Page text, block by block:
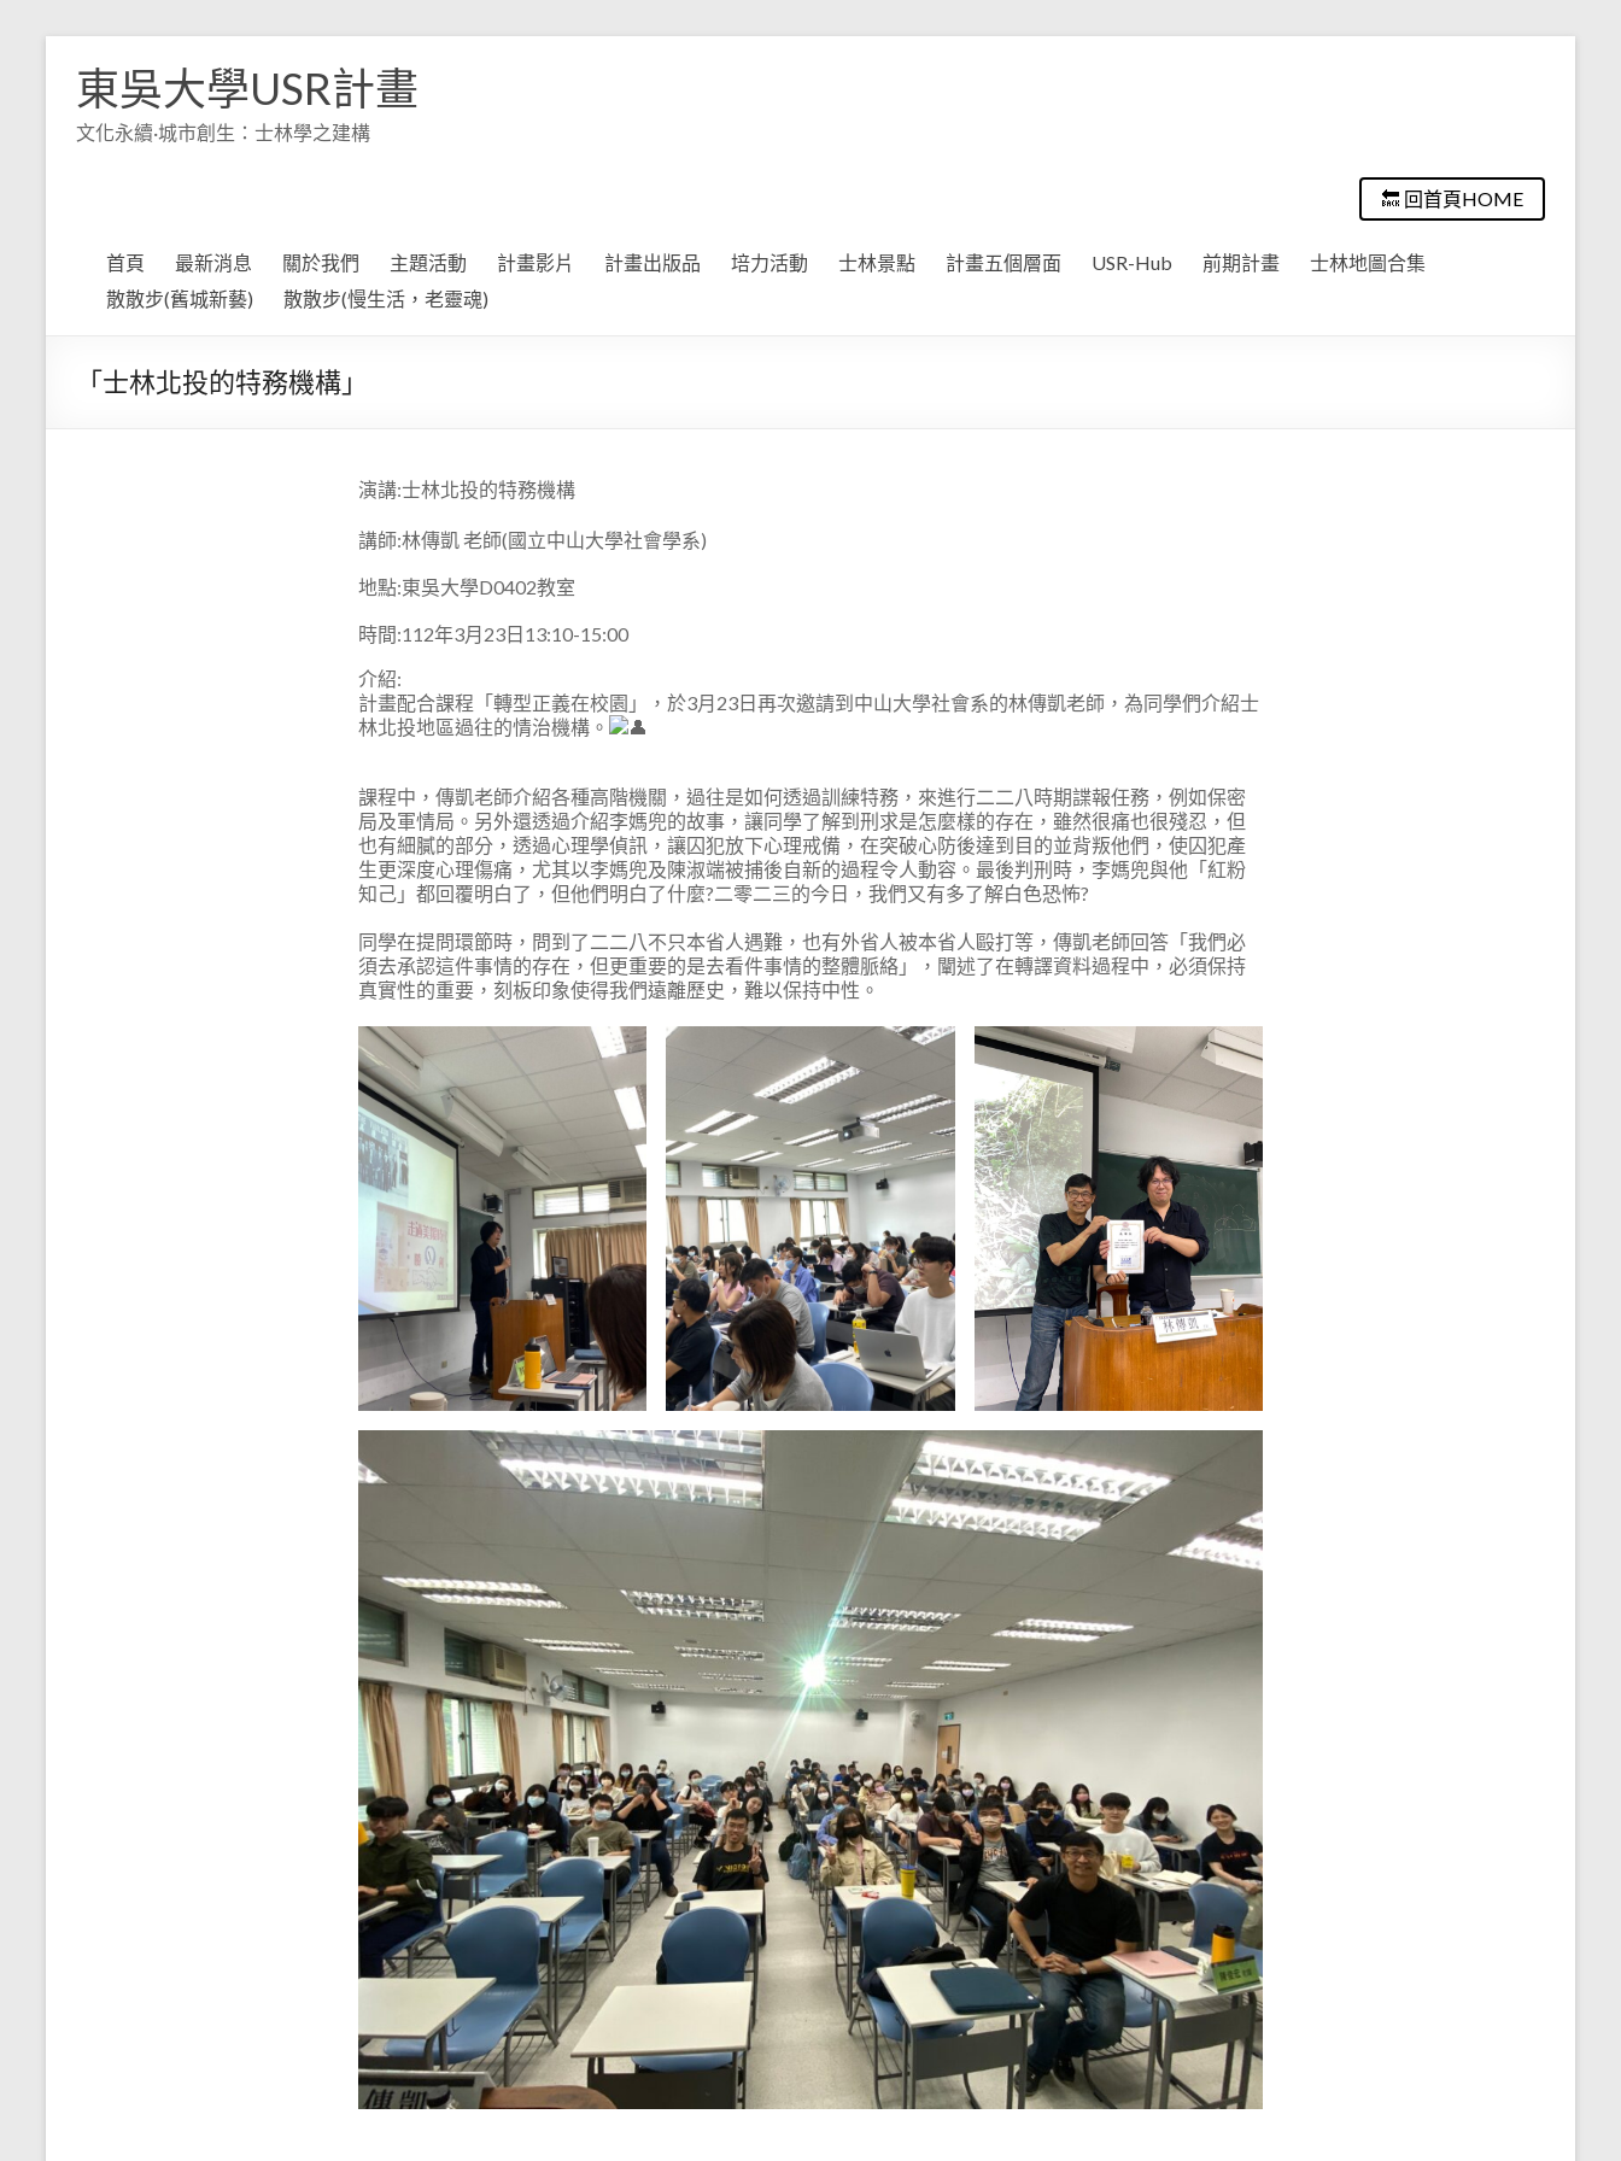
content
東吳大學USR計畫
文化永續·城市創生：士林學之建構
🔙 回首頁HOME
首頁 最新消息 關於我們 主題活動 計畫影片 計畫出版品 培力活動 士林景點 計畫五個層面 USR-Hub 前期計畫
士林地圖合集
散散步(舊城新藝)
散散步(慢生活，老靈魂)
「士林北投的特務機構」
演講:士林北投的特務機構
講師:林傳凱 老師(國立中山大學社會學系)
地點:東吳大學D0402教室
時間:112年3月23日13:10-15:00
介紹:
計畫配合課程「轉型正義在校園」，於3月23日再次邀請到中山大學社會系的林傳凱老師，為同學們介紹士
林北投地區過往的情治機構。
課程中，傳凱老師介紹各種高階機關，過往是如何透過訓練特務，來進行二二八時期諜報任務，例如保密
局及軍情局。另外還透過介紹李媽兜的故事，讓同學了解到刑求是怎麼樣的存在，雖然很痛也很殘忍，但
也有細膩的部分，透過心理學偵訊，讓囚犯放下心理戒備，在突破心防後達到目的並背叛他們，使囚犯產
生更深度心理傷痛，尤其以李媽兜及陳淑端被捕後自新的過程令人動容。最後判刑時，李媽兜與他「紅粉
知己」都回覆明白了，但他們明白了什麼?二零二三的今日，我們又有多了解白色恐怖?
同學在提問環節時，問到了二二八不只本省人遇難，也有外省人被本省人毆打等，傳凱老師回答「我們必
須去承認這件事情的存在，但更重要的是去看件事情的整體脈絡」，闡述了在轉譯資料過程中，必須保持
真實性的重要，刻板印象使得我們遠離歷史，難以保持中性。